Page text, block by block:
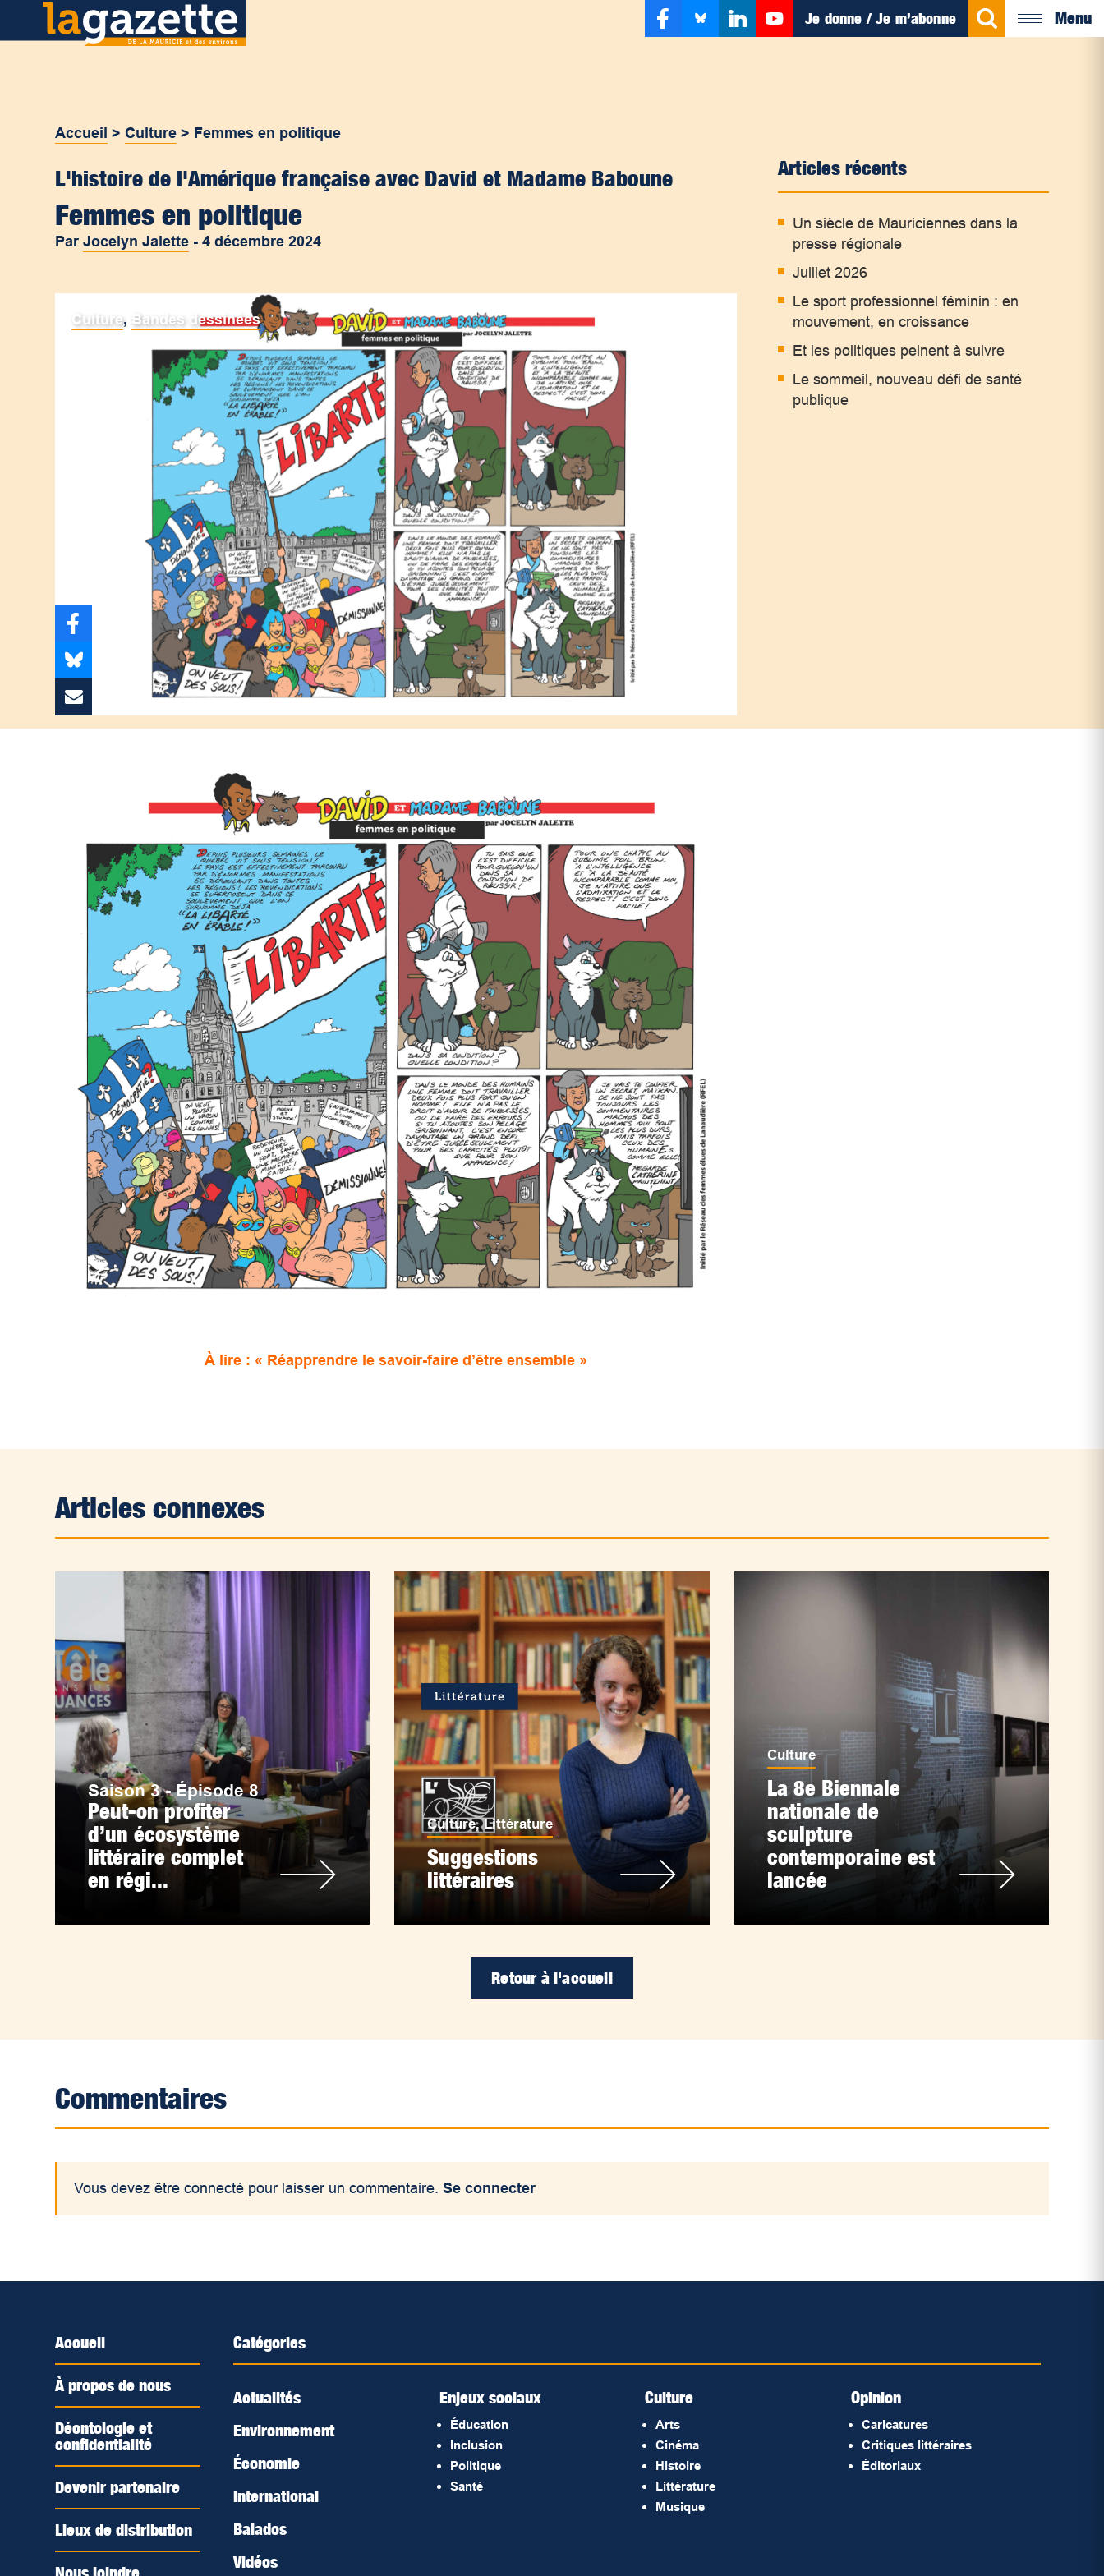
Je donne / Je m’abonne Menu
Accueil >Culture > Femmes en politique
L'histoire de l'Amérique française avec David et Madame Baboune
Femmes en politique
ParJocelyn Jalette -4 décembre 2024
Culture, Bandes dessinées
À lire : « Réapprendre le savoir-faire d’être ensemble »
Articles récents
Un siècle de Mauriciennes dans la
presse régionale
Juillet 2026
Le sport professionnel féminin : en
mouvement, en croissance
Et les politiques peinent à suivre
Le sommeil, nouveau défi de santé
publique
Articles connexes
Saison 3 - Épisode 8
Peut-on profiter
d’un écosystème
littéraire complet
en régi...
Culture,Littérature
Suggestions
littéraires
Culture
La 8e Biennale
nationale de
sculpture
contemporaine est
lancée
Retour à l'accueil
Commentaires
Vous devez être connecté pour laisser un commentaire.Se connecter
Accueil
À propos de nous
Déontologie et
confidentialité
Devenir partenaire
Lieux de distribution
Catégories
Actualités
Environnement
Économie
International
Balados
Vidéos
Enjeux sociaux
Éducation
Inclusion
Politique
Santé
Culture
Arts
Cinéma
Histoire
Littérature
Musique
Opinion
Caricatures
Critiques littéraires
Éditoriaux